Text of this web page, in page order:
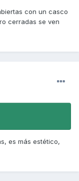
con un casco
cerradas se ven
es más estético,